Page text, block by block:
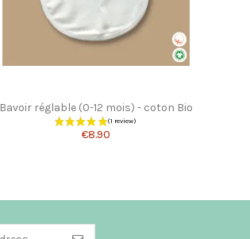
Bavoir réglable (0-12 mois) - coton Bio
€8.90